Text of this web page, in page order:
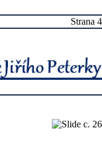
Strana 4